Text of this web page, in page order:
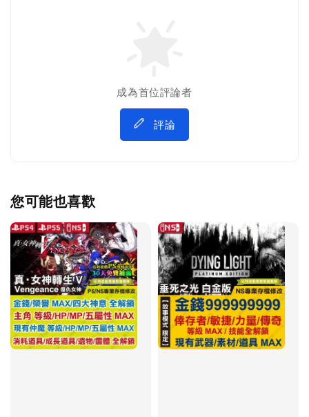
成為首位評論者
評論
您可能也喜歡